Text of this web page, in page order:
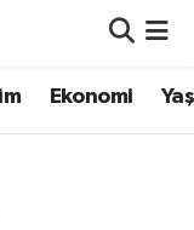
Ekonomi